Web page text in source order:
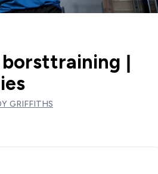
|
GRIFFITHS